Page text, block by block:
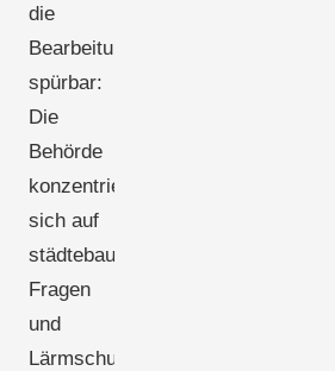
die
Bearbeitung
spürbar:
Die
Behörde
konzentriert
sich auf
städtebauliche
Fragen
und
Lärmschutz,